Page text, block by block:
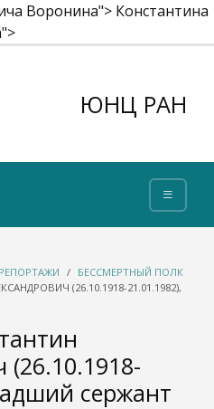
Воронина"> Константина
ЮНЦ РАН
БЕССМЕРТНЫЙ ПОЛК
(26.10.1918-21.01.1982),
(26.10.1918-
сержант